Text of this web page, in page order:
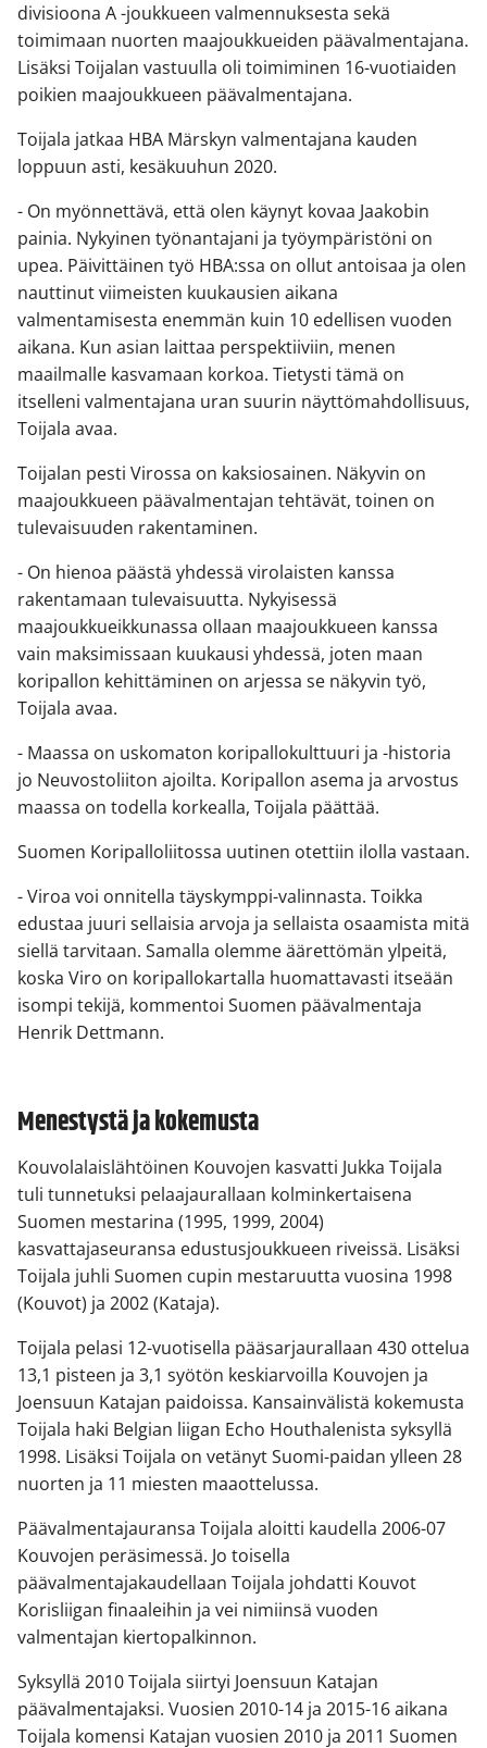
divisioona A -joukkueen valmennuksesta sekä
toimimaan nuorten maajoukkueiden päävalmentajana.
Lisäksi Toijalan vastuulla oli toimiminen 16-vuotiaiden
poikien maajoukkueen päävalmentajana.
Toijala jatkaa HBA Märskyn valmentajana kauden
loppuun asti, kesäkuuhun 2020.
- On myönnettävä, että olen käynyt kovaa Jaakobin
painia. Nykyinen työnantajani ja työympäristöni on
upea. Päivittäinen työ HBA:ssa on ollut antoisaa ja olen
nauttinut viimeisten kuukausien aikana
valmentamisesta enemmän kuin 10 edellisen vuoden
aikana. Kun asian laittaa perspektiiviin, menen
maailmalle kasvamaan korkoa. Tietysti tämä on
itselleni valmentajana uran suurin näyttömahdollisuus,
Toijala avaa.
Toijalan pesti Virossa on kaksiosainen. Näkyvin on
maajoukkueen päävalmentajan tehtävät, toinen on
tulevaisuuden rakentaminen.
- On hienoa päästä yhdessä virolaisten kanssa
rakentamaan tulevaisuutta. Nykyisessä
maajoukkueikkunassa ollaan maajoukkueen kanssa
vain maksimissaan kuukausi yhdessä, joten maan
koripallon kehittäminen on arjessa se näkyvin työ,
Toijala avaa.
- Maassa on uskomaton koripallokulttuuri ja -historia
jo Neuvostoliiton ajoilta. Koripallon asema ja arvostus
maassa on todella korkealla, Toijala päättää.
Suomen Koripalloliitossa uutinen otettiin ilolla vastaan.
- Viroa voi onnitella täyskymppi-valinnasta. Toikka
edustaa juuri sellaisia arvoja ja sellaista osaamista mitä
siellä tarvitaan. Samalla olemme äärettömän ylpeitä,
koska Viro on koripallokartalla huomattavasti itseään
isompi tekijä, kommentoi Suomen päävalmentaja
Henrik Dettmann.
Menestystä ja kokemusta
Kouvolalaislähtöinen Kouvojen kasvatti Jukka Toijala
tuli tunnetuksi pelaajaurallaan kolminkertaisena
Suomen mestarina (1995, 1999, 2004)
kasvattajaseuransa edustusjoukkueen riveissä. Lisäksi
Toijala juhli Suomen cupin mestaruutta vuosina 1998
(Kouvot) ja 2002 (Kataja).
Toijala pelasi 12-vuotisella pääsarjaurallaan 430 ottelua
13,1 pisteen ja 3,1 syötön keskiarvoilla Kouvojen ja
Joensuun Katajan paidoissa. Kansainvälistä kokemusta
Toijala haki Belgian liigan Echo Houthalenista syksyllä
1998. Lisäksi Toijala on vetänyt Suomi-paidan ylleen 28
nuorten ja 11 miesten maaottelussa.
Päävalmentajauransa Toijala aloitti kaudella 2006-07
Kouvojen peräsimessä. Jo toisella
päävalmentajakaudellaan Toijala johdatti Kouvot
Korisliigan finaaleihin ja vei nimiinsä vuoden
valmentajan kiertopalkinnon.
Syksyllä 2010 Toijala siirtyi Joensuun Katajan
päävalmentajaksi. Vuosien 2010-14 ja 2015-16 aikana
Toijala komensi Katajan vuosien 2010 ja 2011 Suomen